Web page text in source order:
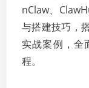
nClaw、
与搭建技巧，
实战案例，全
程。